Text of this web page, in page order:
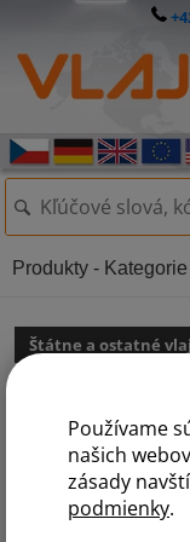
Používame
našich
zásady
podmienky.
Štátne a ostatné
Produkty - Kategorie